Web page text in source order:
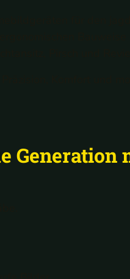
Generation